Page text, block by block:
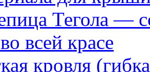
Тегола —
всей красе
кровля